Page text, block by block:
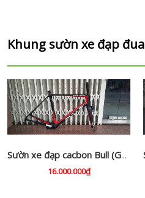
Khung sườn xe đạp đua
Sườn xe đạp cacbon Bull (Germany)
16.000.000₫